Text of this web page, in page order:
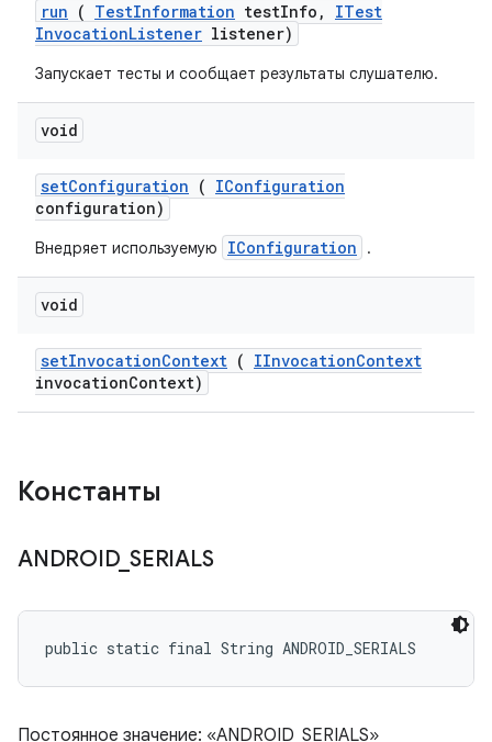
run ( TestInformation testInfo ,
ITest
InvocationListener listener)
Запускает тесты и сообщает результаты слушателю.
void
setConfiguration ( IConfiguration
configuration)
Внедряет используемую IConfiguration .
void
setInvocationContext ( IInvocationContext
invocationContext)
Константы
ANDROID_ SERIALS
public static final String ANDROID_SERIALS
Постоянное значение: «ANDROID_SERIALS»